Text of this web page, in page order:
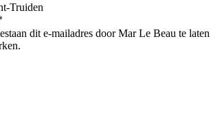
Truiden
dit e-mailadres door Mar Le Beau te laten